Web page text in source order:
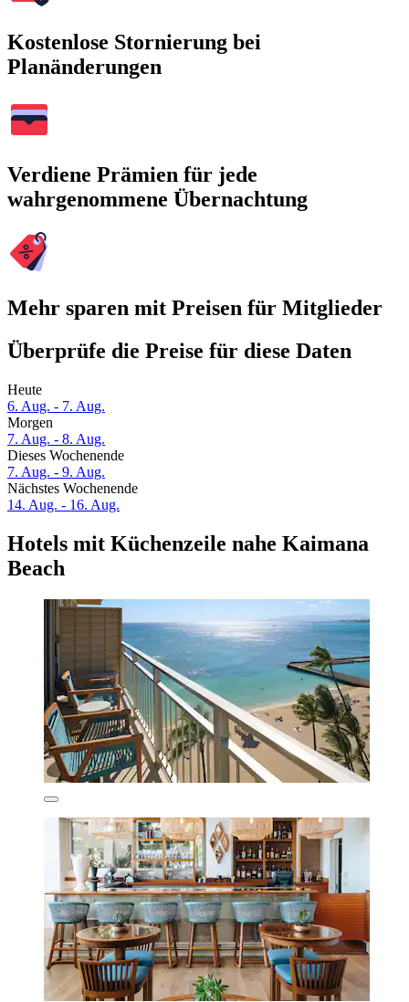
Kostenlose Stornierung bei
Planänderungen
Verdiene Prämien für jede
wahrgenommene Übernachtung
Mehr sparen mit Preisen für Mitglieder
Überprüfe die Preise für diese Daten
Heute
6. Aug. - 7. Aug.
Morgen
7. Aug. - 8. Aug.
Dieses Wochenende
7. Aug. - 9. Aug.
Nächstes Wochenende
14. Aug. - 16. Aug.
Hotels mit Küchenzeile nahe Kaimana
Beach